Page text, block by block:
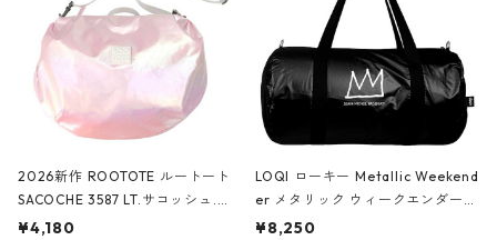
2026新作 ROOTOTE ルートート
SACOCHE 3587 LT.サコッシュ.ル
ミエ-B ショルダーバッグ グロスピ
¥4,180
LOQI ローキー Metallic Weekend
er メタリック ウィークエンダー
ボストンバッグ ショルダーバッグ
¥8,250